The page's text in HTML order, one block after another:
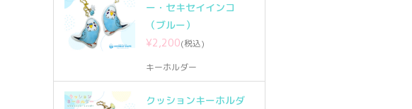
ー・セキセイインコ
（ブルー）
¥2,200(税込)
キーホルダー
クッションキーホルダ